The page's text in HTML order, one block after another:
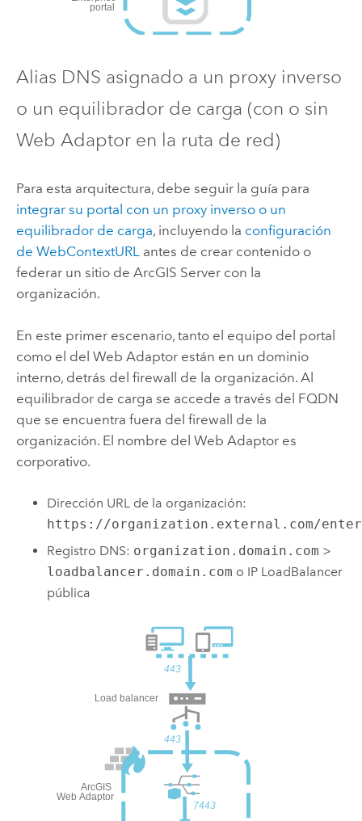
Alias DNS asignado a un proxy inverso
o un equilibrador de carga (con o sin
Web Adaptor en la ruta de red)
Para esta arquitectura, debe seguir la guía para
integrar su portal con un proxy inverso o un
equilibrador de carga, incluyendo la configuración
de WebContextURL antes de crear contenido o
federar un sitio de ArcGIS Servercon la
organización.
En este primer escenario, tanto el equipo del portal
como el del Web Adaptor están en un dominio
interno, detrás del firewall de la organización. Al
equilibrador de carga se accede a través del FQDN
que se encuentra fuera del firewall de la
organización. El nombre del Web Adaptor es
corporativo.
Dirección URL de la organización:
https://organization.external.com/
Registro DNS: organization.domain.com >
loadbalancer.domain.com o IP LoadBalancer
pública